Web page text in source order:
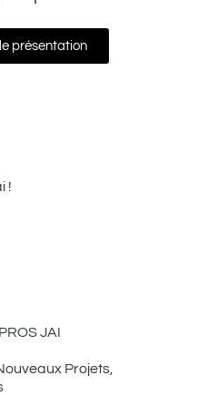
présentation
!
JAI
Projets,